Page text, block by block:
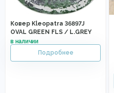
Ковер Kleopatra 36897J
OVAL GREEN FLS / L.GREY